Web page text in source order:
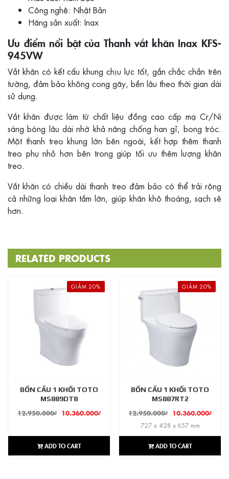
Công nghệ: Nhật Bản
Hãng sản xuất: Inax
Ưu điểm nổi bật của Thanh vắt khăn Inax KFS-
945VW
Vắt khăn có kết cấu khung chịu lực tốt, gắn chắc chắn trên
tường, đảm bảo không cong gãy, bền lâu theo thời gian dài
sử dụng.
Vắt khăn được làm từ chất liệu đồng cao cấp mạ Cr/Ni
sáng bóng lâu dài nhờ khả năng chống han gỉ, bong tróc.
Một thanh treo khung lớn bên ngoài, kết hợp thêm thanh
treo phụ nhỏ hơn bên trong giúp tối ưu thêm lượng khăn
treo.
Vắt khăn có chiều dài thanh treo đảm bảo có thể trải rộng
cả những loại khăn tắm lớn, giúp khăn khô thoáng, sạch sẽ
hơn.
RELATED PRODUCTS
GIẢM 20%
BỒN CẦU 1 KHỐI TOTO
MS889DT8
12.950.000₫ 10.360.000₫
ADD TO CART
GIẢM 20%
BỒN CẦU 1 KHỐI TOTO
MS887RT2
12.950.000₫ 10.360.000₫
727 x 428 x 657 mm
ADD TO CART